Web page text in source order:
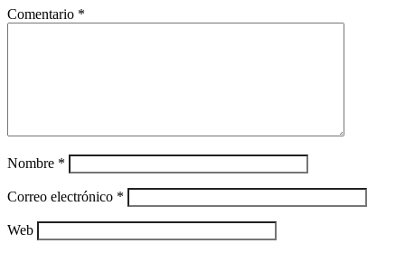
Comentario *
Nombre *
Correo electrónico *
Web